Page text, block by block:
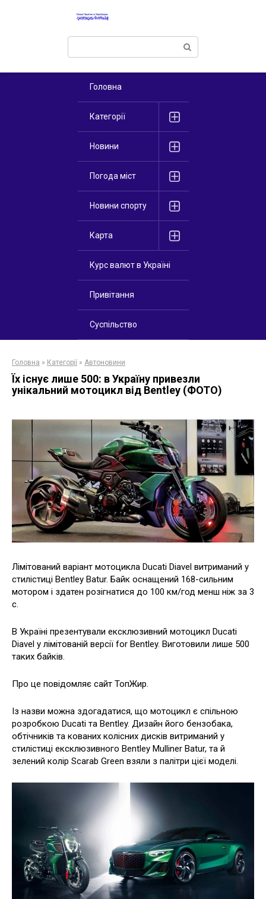
Поиск:
Головна
Категорії
Новини
Погода міст
Новини спорту
Карта
Курс валют в Україні
Привітання
Суспільство
Головна » Категорії » Автоновини
Їх існує лише 500: в Україну привезли
унікальний мотоцикл від Bentley (ФОТО)
Лімітований варіант мотоцикла Ducati Diavel витриманий у
стилістиці Bentley Batur. Байк оснащений 168-сильним
мотором і здатен розігнатися до 100 км/год менш ніж за 3
с.
В Україні презентували ексклюзивний мотоцикл Ducati
Diavel у лімітованій версії for Bentley. Виготовили лише 500
таких байків.
Про це повідомляє сайт ТопЖир.
Із назви можна здогадатися, що мотоцикл є спільною
розробкою Ducati та Bentley. Дизайн його бензобака,
обтічників та кованих колісних дисків витриманий у
стилістиці ексклюзивного Bentley Mulliner Batur, та й
зелений колір Scarab Green взяли з палітри цієї моделі.